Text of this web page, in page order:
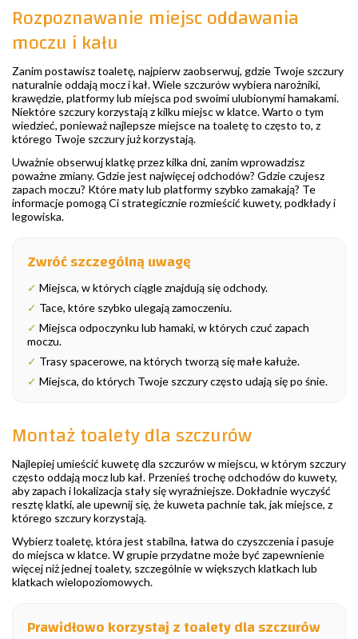
Rozpoznawanie miejsc oddawania
moczu i kału
Zanim postawisz toaletę, najpierw zaobserwuj, gdzie Twoje szczury
naturalnie oddają mocz i kał. Wiele szczurów wybiera narożniki,
krawędzie, platformy lub miejsca pod swoimi ulubionymi hamakami.
Niektóre szczury korzystają z kilku miejsc w klatce. Warto o tym
wiedzieć, ponieważ najlepsze miejsce na toaletę to często to, z
którego Twoje szczury już korzystają.
Uważnie obserwuj klatkę przez kilka dni, zanim wprowadzisz
poważne zmiany. Gdzie jest najwięcej odchodów? Gdzie czujesz
zapach moczu? Które maty lub platformy szybko zamakają? Te
informacje pomogą Ci strategicznie rozmieścić kuwety, podkłady i
legowiska.
Zwróć szczególną uwagę
✓ Miejsca, w których ciągle znajdują się odchody.
✓ Tace, które szybko ulegają zamoczeniu.
✓ Miejsca odpoczynku lub hamaki, w których czuć zapach
moczu.
✓ Trasy spacerowe, na których tworzą się małe kałuże.
✓ Miejsca, do których Twoje szczury często udają się po śnie.
Montaż toalety dla szczurów
Najlepiej umieścić kuwetę dla szczurów w miejscu, w którym szczury
często oddają mocz lub kał. Przenieś trochę odchodów do kuwety,
aby zapach i lokalizacja stały się wyraźniejsze. Dokładnie wyczyść
resztę klatki, ale upewnij się, że kuweta pachnie tak, jak miejsce, z
którego szczury korzystają.
Wybierz toaletę, która jest stabilna, łatwa do czyszczenia i pasuje
do miejsca w klatce. W grupie przydatne może być zapewnienie
więcej niż jednej toalety, szczególnie w większych klatkach lub
klatkach wielopoziomowych.
Prawidłowo korzystaj z toalety dla szczurów